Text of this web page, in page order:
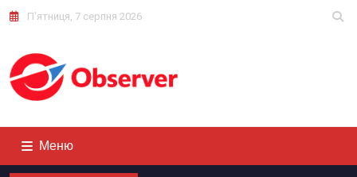
П'ятниця, 7 серпня 2026
Меню